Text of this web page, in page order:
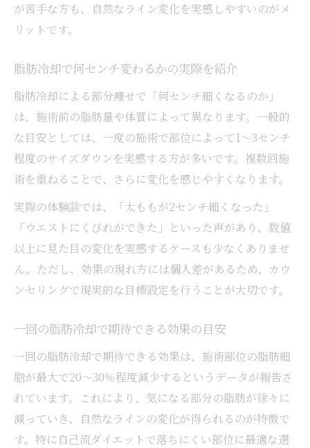
が苦手な方も、自然なライン変化を実感しやすいのがメ
リットです。
脂肪冷却で何センチ変わるかの実際を紹介
脂肪冷却による部分痩せで「何センチ細くなるのか」
は、施術前の脂肪量や体質によって異なります。一般的
な目安としては、一度の施術で部位によって1〜3センチ
程度のサイズダウンを実感する方が多いです。複数回施
術を重ねることで、さらに変化を感じやすくなります。
実際の体験談では、「太ももが2センチ細くなった」
「ウエストにくびれができた」といった声があり、数値
以上に見た目の変化を実感するケースも少なくありませ
ん。ただし、効果の現れ方には個人差があるため、カウ
ンセリングで現実的な目標設定を行うことが大切です。
一回の脂肪冷却で期待できる効果の目安
一回の脂肪冷却で期待できる効果は、施術部位の脂肪細
胞が最大で20〜30％程度減少するというデータが報告さ
れています。これにより、気になる部分の脂肪が徐々に
減っていき、自然なラインの変化が得られるのが特徴で
す。特に自己流ダイエットで落ちにくい部位に最適な選